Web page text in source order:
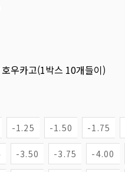
우카고(1박스 10개들이)
-1.25 -1.50 -1.75
-3.50 -3.75 -4.00